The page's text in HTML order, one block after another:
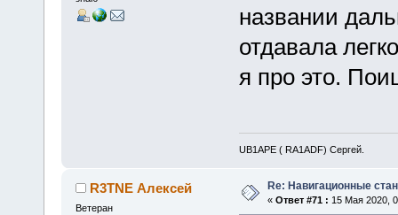
названии
отдавала
я про это.
UB1APE ( RA1ADF) Сергей.
R3TNE Алексей
Ветеран
Re: Навигационные
« Ответ #71 : 15 Мая 2020,